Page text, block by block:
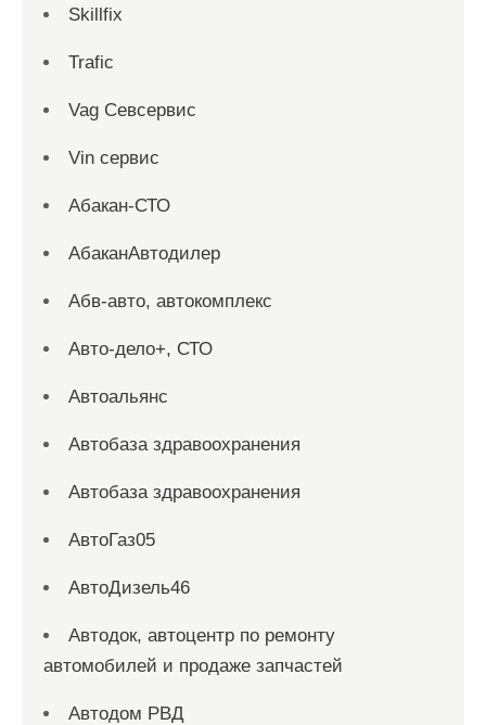
Skillfix
Trafic
Vag Севсервис
Vin сервис
Абакан-СТО
АбаканАвтодилер
Абв-авто, автокомплекс
Авто-дело+, СТО
Автоальянс
Автобаза здравоохранения
Автобаза здравоохранения
АвтоГаз05
АвтоДизель46
Автодок, автоцентр по ремонту
автомобилей и продаже запчастей
Автодом РВД